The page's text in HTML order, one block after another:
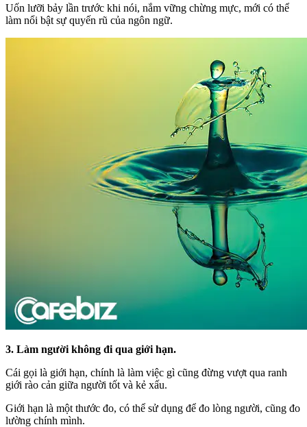
Uốn lưỡi bảy lần trước khi nói, nắm vững chừng mực, mới có thể
làm nổi bật sự quyến rũ của ngôn ngữ.
3. Làm người không đi qua giới hạn.
Cái gọi là giới hạn, chính là làm việc gì cũng đừng vượt qua ranh
giới rào cản giữa người tốt và kẻ xấu.
Giới hạn là một thước đo, có thể sử dụng để đo lòng người, cũng đo
lường chính mình.